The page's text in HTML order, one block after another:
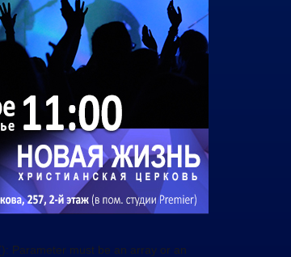
Parameter must be an array or an